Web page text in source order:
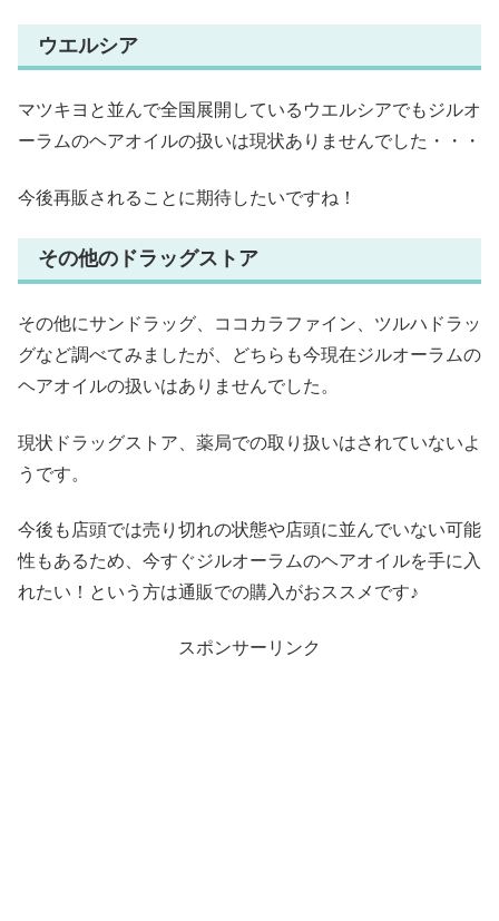
ウエルシア
マツキヨと並んで全国展開しているウエルシアでもジルオ
ーラムのヘアオイルの扱いは現状ありませんでした・・・
今後再販されることに期待したいですね！
その他のドラッグストア
その他にサンドラッグ、ココカラファイン、ツルハドラッ
グなど調べてみましたが、どちらも今現在ジルオーラムの
ヘアオイルの扱いはありませんでした。
現状ドラッグストア、薬局での取り扱いはされていないよ
うです。
今後も店頭では売り切れの状態や店頭に並んでいない可能
性もあるため、今すぐジルオーラムのヘアオイルを手に入
れたい！という方は通販での購入がおススメです♪
スポンサーリンク